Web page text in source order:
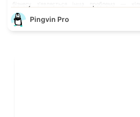
бізнесу з’являється інша проблема —
перевищувати можливості менеджерів.
Pingvin Pro